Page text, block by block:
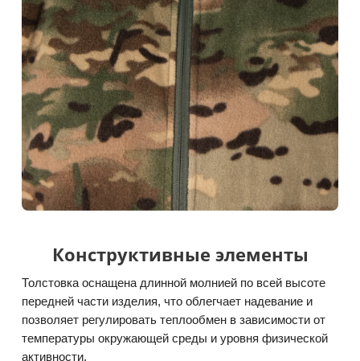
Конструктивные элементы
Толстовка оснащена длинной молнией по всей высоте
передней части изделия, что облегчает надевание и
позволяет регулировать теплообмен в зависимости от
температуры окружающей среды и уровня физической
активности.